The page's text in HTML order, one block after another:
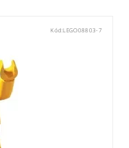
Kód:LEGO08803-7